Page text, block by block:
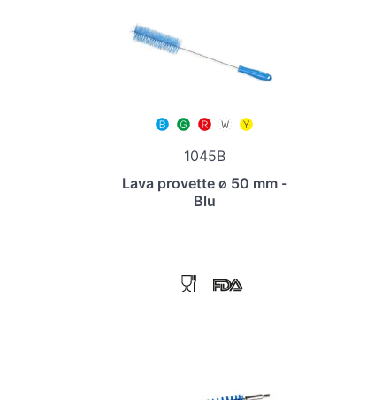
1045B
Lava provette ø 50 mm -
Blu